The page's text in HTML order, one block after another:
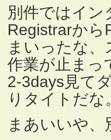
別件ではイン
Registrarから
まいったな
作業が止まっ
2-3days見て
りタイトだな
まあいいや